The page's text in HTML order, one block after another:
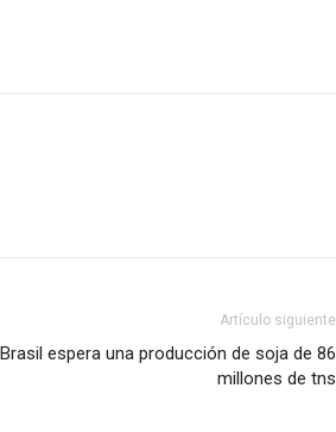
Artículo siguiente
Brasil espera una producción de soja de 86
millones de tns